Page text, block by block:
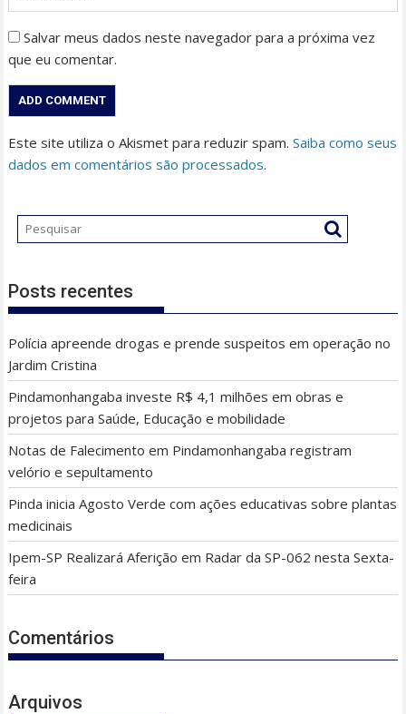
Salvar meus dados neste navegador para a próxima vez
que eu comentar.
Este site utiliza o Akismet para reduzir spam.Saiba como seus
dados em comentários são processados.
Posts recentes
Polícia apreende drogas e prende suspeitos em operação no
Jardim Cristina
Pindamonhangaba investe R$ 4,1 milhões em obras e
projetos para Saúde, Educação e mobilidade
Notas de Falecimento em Pindamonhangaba registram
velório e sepultamento
Pinda inicia Agosto Verde com ações educativas sobre plantas
medicinais
Ipem-SP Realizará Aferição em Radar da SP-062 nesta Sexta-
feira
Comentários
Arquivos